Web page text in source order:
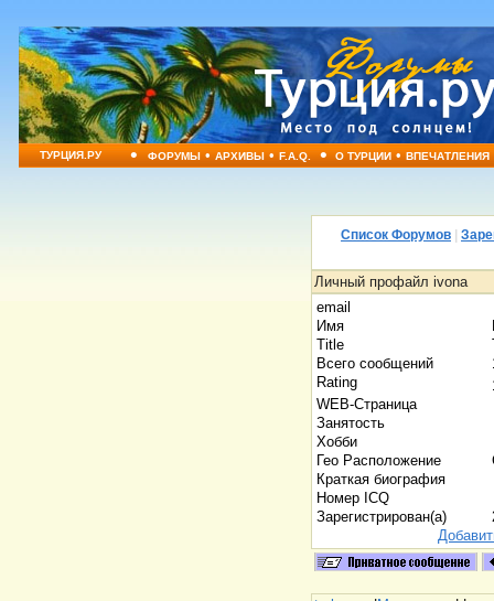
ТУРЦИЯ.РУ • ФОРУМЫ•АРХИВЫ•F.A.Q. • О ТУРЦИИ•ВПЕЧАТЛЕНИЯ
Список Форумов
Личный профайл ivona
email
Имя
Title
Всего сообщений
Rating
WEB-Страница
Занятость
Хобби
Гео Расположение
Краткая биография
Номер ICQ
Зарегистрирован(а)